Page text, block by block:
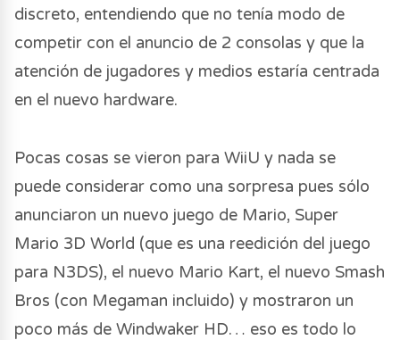
discreto, entendiendo que no tenía modo de
competir con el anuncio de 2 consolas y que la
atención de jugadores y medios estaría centrada
en el nuevo hardware.
Pocas cosas se vieron para WiiU y nada se
puede considerar como una sorpresa pues sólo
anunciaron un nuevo juego de Mario, Super
Mario 3D World (que es una reedición del juego
para N3DS), el nuevo Mario Kart, el nuevo Smash
Bros (con Megaman incluido) y mostraron un
poco más de Windwaker HD… eso es todo lo